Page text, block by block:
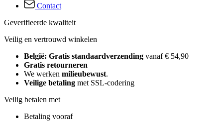
Contact
Geverifieerde kwaliteit
Veilig en vertrouwd winkelen
België: Gratis standaardverzending vanaf € 54,90
Gratis retourneren
We werken milieubewust.
Veilige betaling met SSL-codering
Veilig betalen met
Betaling vooraf